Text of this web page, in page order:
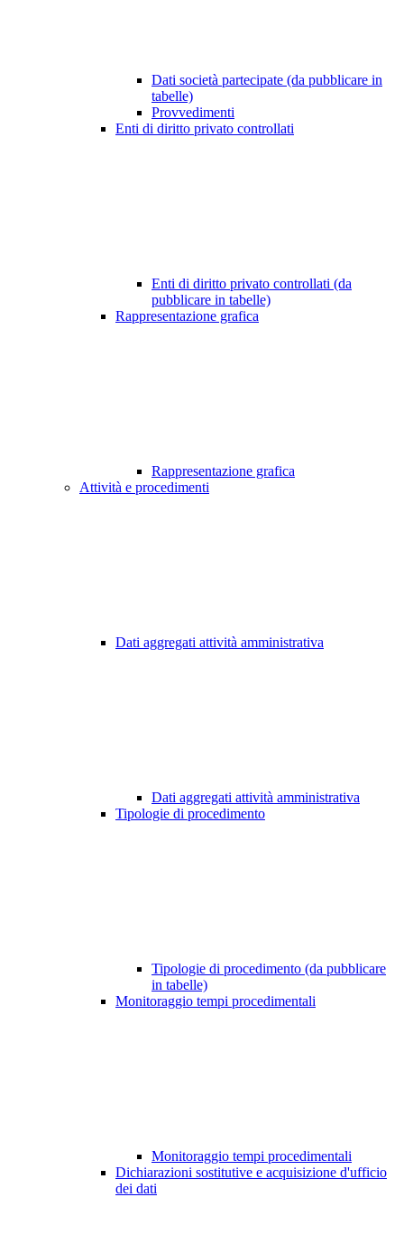
Dati società partecipate (da pubblicare in
tabelle)
Provvedimenti
Enti di diritto privato controllati
Enti di diritto privato controllati (da
pubblicare in tabelle)
Rappresentazione grafica
Rappresentazione grafica
Attività e procedimenti
Dati aggregati attività amministrativa
Dati aggregati attività amministrativa
Tipologie di procedimento
Tipologie di procedimento (da pubblicare
in tabelle)
Monitoraggio tempi procedimentali
Monitoraggio tempi procedimentali
Dichiarazioni sostitutive e acquisizione d'ufficio
dei dati